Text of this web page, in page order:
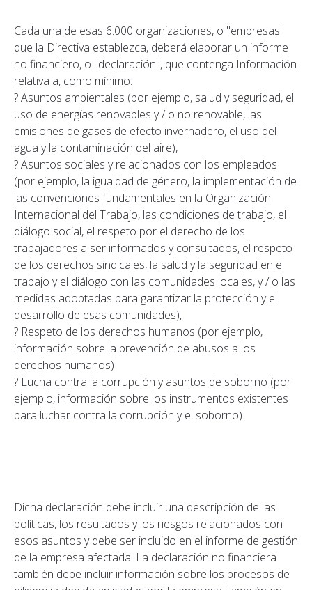
Cada una de esas 6.000 organizaciones, o "empresas"
que la Directiva establezca, deberá elaborar un informe
no financiero, o "declaración", que contenga Información
relativa a, como mínimo:
? Asuntos ambientales (por ejemplo, salud y seguridad, el
uso de energías renovables y / o no renovable, las
emisiones de gases de efecto invernadero, el uso del
agua y la contaminación del aire),
? Asuntos sociales y relacionados con los empleados
(por ejemplo, la igualdad de género, la implementación de
las convenciones fundamentales en la Organización
Internacional del Trabajo, las condiciones de trabajo, el
diálogo social, el respeto por el derecho de los
trabajadores a ser informados y consultados, el respeto
de los derechos sindicales, la salud y la seguridad en el
trabajo y el diálogo con las comunidades locales, y / o las
medidas adoptadas para garantizar la protección y el
desarrollo de esas comunidades),
? Respeto de los derechos humanos (por ejemplo,
información sobre la prevención de abusos a los
derechos humanos)
? Lucha contra la corrupción y asuntos de soborno (por
ejemplo, información sobre los instrumentos existentes
para luchar contra la corrupción y el soborno).
Dicha declaración debe incluir una descripción de las
políticas, los resultados y los riesgos relacionados con
esos asuntos y debe ser incluido en el informe de gestión
de la empresa afectada. La declaración no financiera
también debe incluir información sobre los procesos de